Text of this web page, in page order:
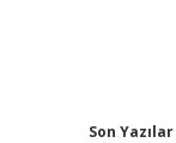
Son Yazılar